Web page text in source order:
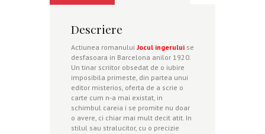
Descriere
Actiunea romanului Jocul ingerului se
desfasoara in Barcelona anilor 1920.
Un tinar scriitor obsedat de o iubire
imposibila primeste, din partea unui
editor misterios, oferta de a scrie o
carte cum n-a mai existat, in
schimbul careia i se promite nu doar
o avere, ci chiar mai mult decit atit. In
stilul sau stralucitor, cu o precizie